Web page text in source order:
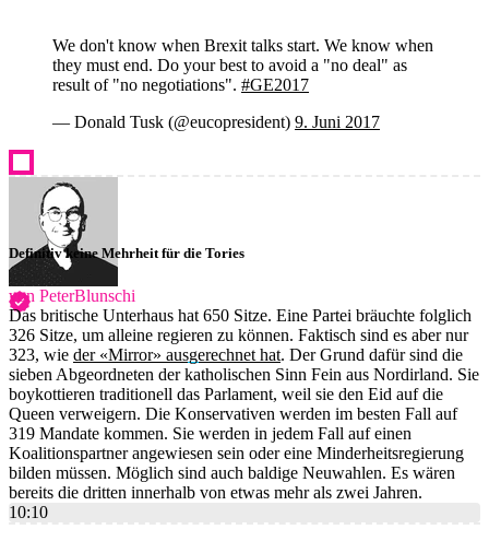
We don't know when Brexit talks start. We know when
they must end. Do your best to avoid a "no deal" as
result of "no negotiations". #GE2017
— Donald Tusk (@eucopresident) 9. Juni 2017
Definitiv keine Mehrheit für die Tories
von PeterBlunschi
Das britische Unterhaus hat 650 Sitze. Eine Partei bräuchte folglich
326 Sitze, um alleine regieren zu können. Faktisch sind es aber nur
323, wie der «Mirror» ausgerechnet hat. Der Grund dafür sind die
sieben Abgeordneten der katholischen Sinn Fein aus Nordirland. Sie
boykottieren traditionell das Parlament, weil sie den Eid auf die
Queen verweigern. Die Konservativen werden im besten Fall auf
319 Mandate kommen. Sie werden in jedem Fall auf einen
Koalitionspartner angewiesen sein oder eine Minderheitsregierung
bilden müssen. Möglich sind auch baldige Neuwahlen. Es wären
bereits die dritten innerhalb von etwas mehr als zwei Jahren.
10:10